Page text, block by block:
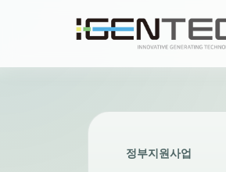
정부지원사업